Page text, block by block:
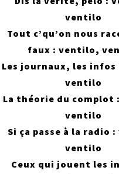
ventilo
Tout c’qu’on nous
faux : ventilo,
Les journaux, les
ventilo
La théorie du complot
ventilo
Si ça passe à la radio
ventilo
Ceux qui jouent les